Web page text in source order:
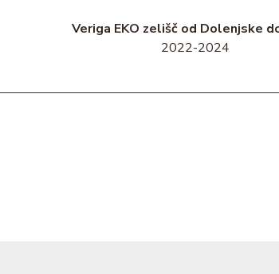
Veriga EKO zelišč od Dolenjske
2022-2024